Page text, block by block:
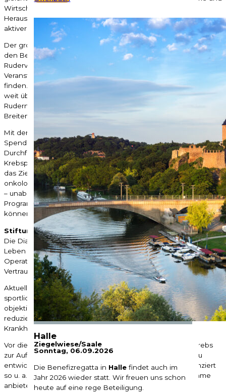
Halle
Ziegelwiese/Saale
Sonntag, 06.09.2026
Die Benefizregatta in Halle findet auch im
Jahr 2026 wieder statt. Wir freuen uns schon
heute auf eine rege Beteiligung.
Wirtschaft und Privatleute. Neben der sportlichen
Herausforderung stehen Spaß an der Bewegung und ein
aktiver Beitrag im Kampf gegen Krebs im Vordergrund!
Der große Zuspruch und die mehr als positive Resonanz bei
den Betroffenen, onkologischen Einrichtungen und den
Rudervereinen gleichermaßen motivieren die Stiftung, für die
Veranstaltungen auch immer wieder neue Austragungsorte zu
finden. Bis 2023 wurden 130 Regatten an 24 Standorten mit
weit über 30.000 Teilnehmer:innen durchgeführt. Somit zählt
Rudern gegen Krebs zu den größten
Breitensportveranstaltungen in Deutschland.
Mit den Erlösen aus Startgebühren, Sponsorengeldern und
Spenden unterstützt die Stiftung Leben mit Krebs die
Durchführung von Sport- und Bewegungsangeboten für
Krebspatient:innen. Sie verbindet mit ihren Benefizregatten
das Ziel, sportliche Programme als festen Bestandteil der
onkologischen Behandlung zu etablieren, so dass Patient:innen
– unabhängig von der finanziellen Situation – an einem der
Programme teilnehmen und die Therapie aktiv verbessern
können.
Stiftung Leben mit Krebs
Die Diagnose „Krebs“ stellt einen gravierenden Einschnitt im
Leben eines Menschen dar. Viele Patienten verlieren nach
Operation und Chemotherapie ihren Lebensmut und das
Vertrauen in die körperliche und seelische Eigenständigkeit.
Aktuelle Untersuchungsergebnisse belegen, dass regelmäßige
sportliche und kulturelle Aktivitäten die subjektiven und
objektiven Belastungen von Erkrankung und Therapie
reduzieren und damit positive Auswirkungen auf den
Krankheitsverlauf haben können.
Vor diesem Hintergrund hat sich die Stiftung Leben mit Krebs
zur Aufgabe gemacht, therapieunterstützende Projekte zu
entwickeln, zu fördern und umzusetzen. Die Stiftung finanziert
so u. a. Therapeuten, die gezielt Sport- und Kunstprogramme
anbieten, Patienten beraten und Kurse durchführen.